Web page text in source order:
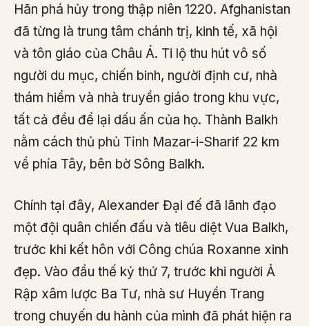
Hãn phá hủy trong thập niên 1220. Afghanistan
đã từng là trung tâm chánh trị, kinh tế, xã hội
và tôn giáo của Châu Á. Ti lộ thu hút vô số
người du mục, chiến binh, người định cư, nhà
thám hiểm và nhà truyền giáo trong khu vực,
tất cả đều để lại dấu ấn của họ. Thành Balkh
nằm cách thủ phủ Tỉnh Mazar-i-Sharif 22 km
về phía Tây, bên bờ Sông Balkh.
Chính tại đây, Alexander Đại đế đã lãnh đạo
một đội quân chiến đấu và tiêu diệt Vua Balkh,
trước khi kết hôn với Công chúa Roxanne xinh
đẹp. Vào đầu thế kỷ thứ 7, trước khi người Ả
Rập xâm lược Ba Tư, nhà sư Huyền Trang
trong chuyến du hành của mình đã phát hiện ra